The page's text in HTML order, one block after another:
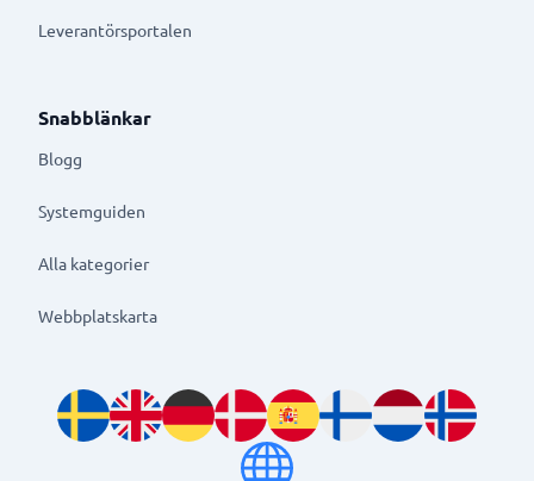
Leverantörsportalen
Snabblänkar
Blogg
Systemguiden
Alla kategorier
Webbplatskarta